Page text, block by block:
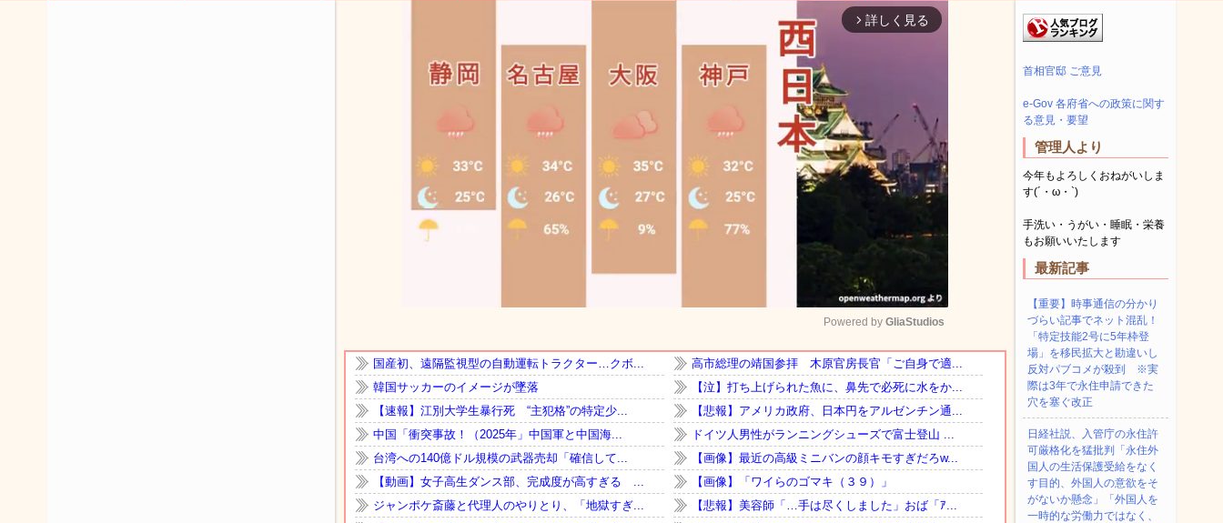
arrow_forward_ios 詳しく見る
Mute
Powered by GliaStudios
首相官邸 ご意見
e-Gov 各府省への政策に関す
る意見・要望
管理人より
今年もよろしくおねがいしま
す(´・ω・`)
手洗い・うがい・睡眠・栄養
もお願いいたします
最新記事
【重要】時事通信の分かり
づらい記事でネット混乱！
「特定技能2号に5年枠登
場」を移民拡大と勘違いし
反対パブコメが殺到 ※実
際は3年で永住申請できた
穴を塞ぐ改正
日経社説、入管庁の永住許
可厳格化を猛批判「永住外
国人の生活保護受給をなく
す目的、外国人の意欲をそ
がないか懸念」「外国人を
一時的な労働力ではなく、